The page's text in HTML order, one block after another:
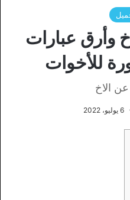
وأرق عبارات
للأخوات
عن الاخ
6 يوليو، 2022